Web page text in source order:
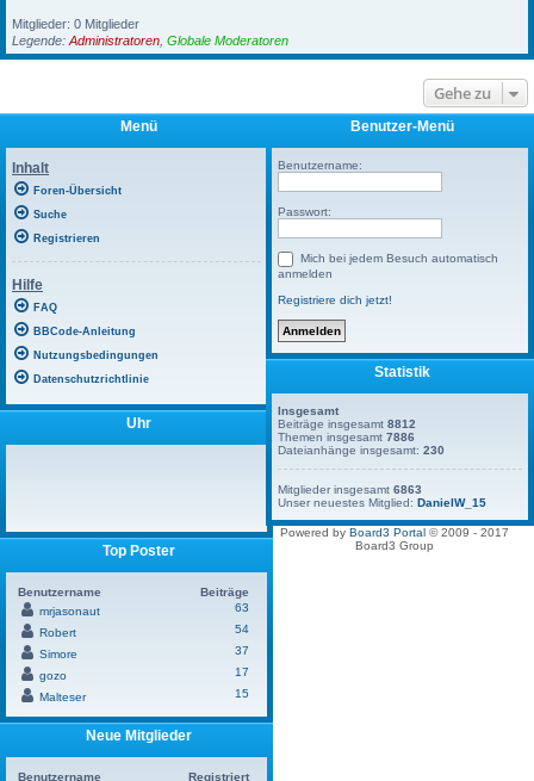
Mitglieder: 0 Mitglieder
Legende: Administratoren Globale Moderatoren
Gehe zu
Menü
Inhalt
Foren-Übersicht
Suche
Registrieren
Hilfe
FAQ
BBCode-Anleitung
Nutzungsbedingungen
Datenschutzrichtlinie
Uhr
Top Poster
Benutzername
Beiträge
mrjasonaut
63
Robert
54
Simore
37
gozo
17
Malteser
15
Neue Mitglieder
Benutzername Registriert
Benutzer-Menü
Benutzername:
Passwort:
Mich bei jedem Besuch automatisch
anmelden
Registriere dich jetzt!
Statistik
Insgesamt
Beiträge insgesamt8812
Themen insgesamt7886
Dateianhänge insgesamt:230
Mitglieder insgesamt6863
Unser neuestes Mitglied:DanielW_15
Powered by Board3 Portal © 2009 - 2017
Board3 Group